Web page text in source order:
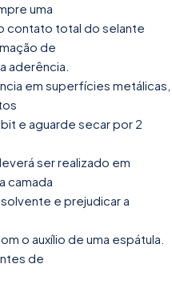
uma
contato total do selante
de
aderência.
em superfícies metálicas,
e aguarde secar por 2
ser realizado em
camada
e prejudicar a
o auxílio de uma espátula.
de